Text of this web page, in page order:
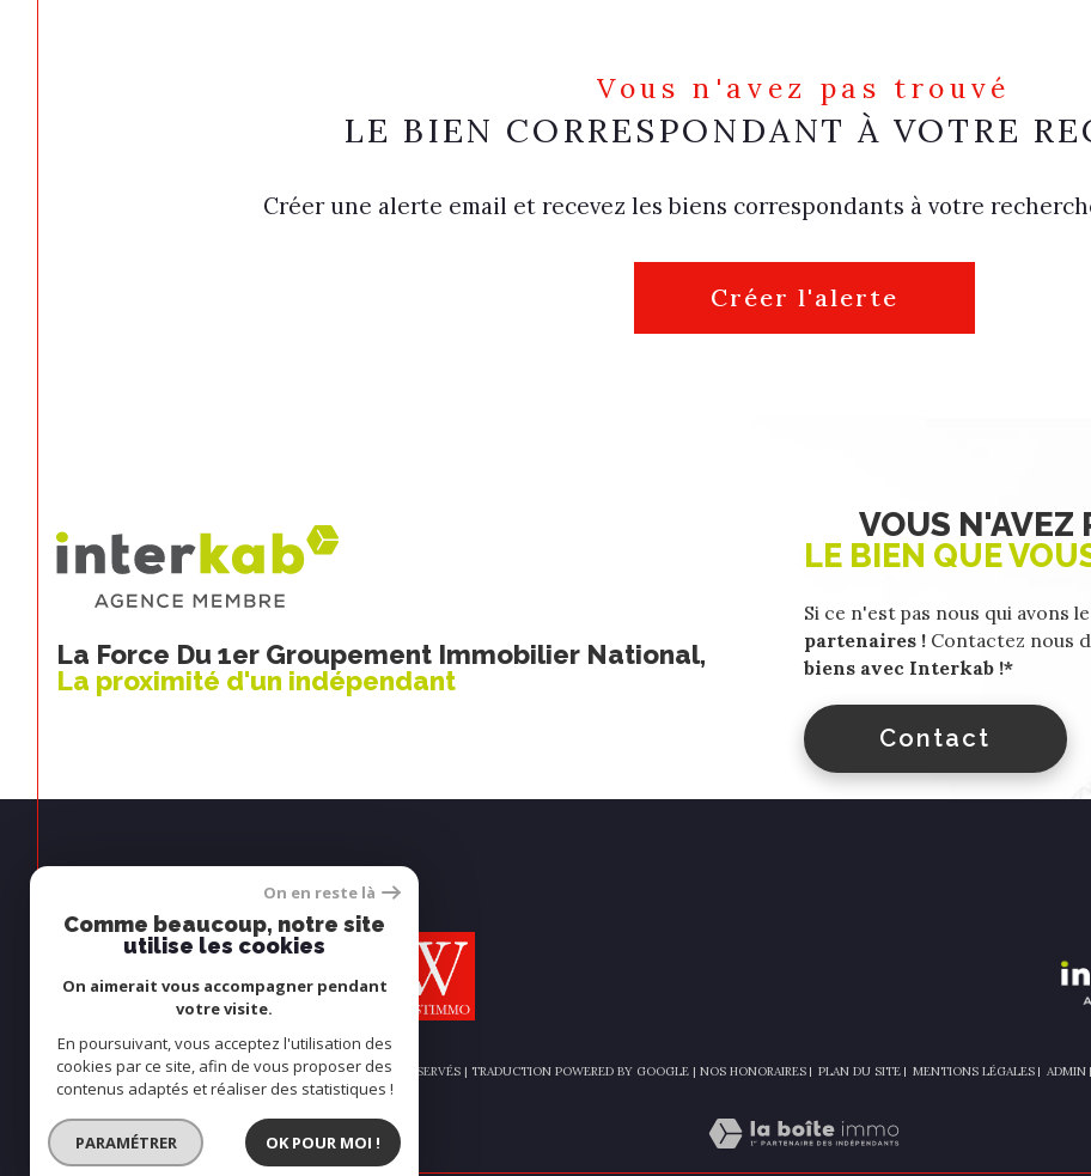
Vous n'avez pas trouvé
LE BIEN CORRESPONDANT À VOTRE
Créer une alerte email et recevez les biens correspondants à votre
Créer l'alerte
La Force Du 1er Groupement Immobilier National,
La proximité d'un indépendant
VOUS
LE BIEN QUE
Si ce n'est pas nous qui avons
partenaires ! Contactez nous
biens avec Interkab !*
Contact
© 2026 | TOUS DROITS RÉSERVÉS | TRADUCTION POWERED BY GOOGLE | NOS HONORAIRES PLAN DU SITE MENTIONS LÉGALES ADMIN
On en reste là
Comme beaucoup, notre site
utilise les cookies
On aimerait vous accompagner pendant
votre visite.
En poursuivant, vous acceptez l'utilisation des
cookies par ce site, afin de vous proposer des
contenus adaptés et réaliser des statistiques !
PARAMÉTRER OK POUR MOI !